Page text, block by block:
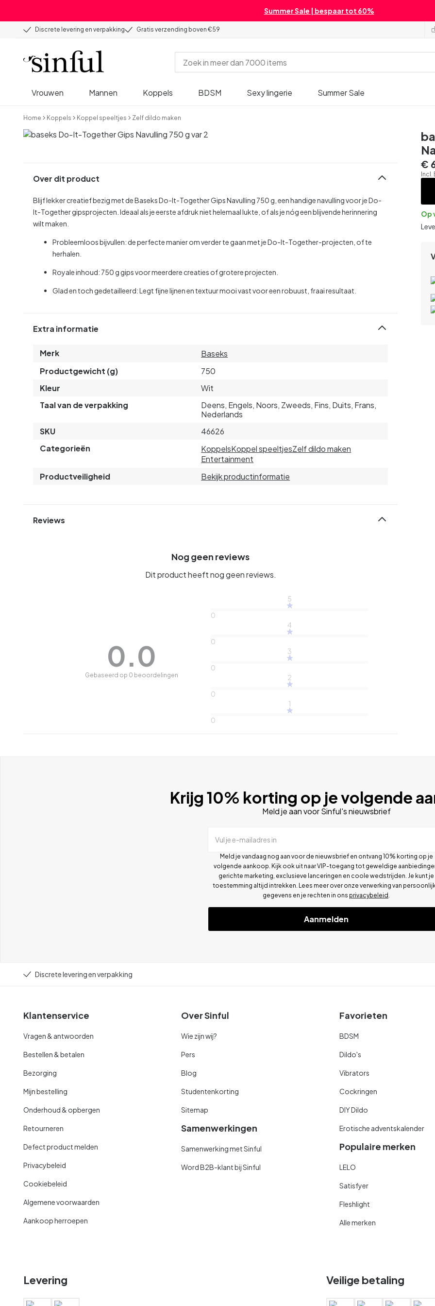
Summer Sale | bespaar tot 60%
Discrete levering en verpakking Gratis verzending boven €59
Vrouwen Mannen Koppels BDSM Sexy lingerie Summer Sale
Home Koppels Koppel speeltjes Zelf dildo maken
€
Incl.
Op
Over dit product
Blijf lekker creatief bezig met de Baseks Do-It-Together Gips Navulling 750 g, een handige navulling voor je Do-
It-Together gipsprojecten. Ideaal als je eerste afdruk niet helemaal lukte, of als je nóg een blijvende herinnering
wilt maken.
Probleemloos bijvullen: de perfecte manier om verder te gaan met je Do-It-Together-projecten, of te
herhalen.
Royale inhoud: 750 g gips voor meerdere creaties of grotere projecten.
Glad en toch gedetailleerd: Legt fijne lijnen en textuur mooi vast voor een robuust, fraai resultaat.
Extra informatie
Merk
Baseks
Productgewicht (g)
750
Kleur
Wit
Taal van de verpakking
Deens, Engels, Noors, Zweeds, Fins, Duits, Frans,
Nederlands
SKU
46626
Categorieën
KoppelsKoppel speeltjesZelf dildo maken
Entertainment
Productveiligheid
Bekijk productinformatie
Reviews
Nog geen reviews
Dit product heeft nog geen reviews.
0.0
Gebaseerd op 0 beoordelingen
5
0
4
0
3
0
2
0
1
0
Krijg 10% korting op je volgende
Meld je aan voor Sinful's nieuwsbrief
Vul je e-mailadres in
Meld je vandaag nog aan voor de nieuwsbrief en ontvang 10% korting op je
volgende aankoop. Kijk ook uit naar VIP-toegang tot geweldige
gerichte marketing, exclusieve lanceringen en coole wedstrijden. Je kunt je
toestemming altijd intrekken. Lees meer over onze verwerking van
gegevens en je rechten in ons privacybeleid
Aanmelden
Discrete levering en verpakking
Klantenservice
Vragen & antwoorden
Bestellen & betalen
Bezorging
Mijn bestelling
Onderhoud & opbergen
Retourneren
Defect product melden
Privacybeleid
Cookiebeleid
Algemene voorwaarden
Aankoop herroepen
Over Sinful
Wie zijn wij?
Pers
Blog
Studentenkorting
Sitemap
Samenwerkingen
Samenwerking met Sinful
Word B2B-klant bij Sinful
Favorieten
BDSM
Dildo's
Vibrators
Cockringen
DIY Dildo
Erotische adventskalender
Populaire merken
LELO
Satisfyer
Fleshlight
Alle merken
Levering Veilige betaling